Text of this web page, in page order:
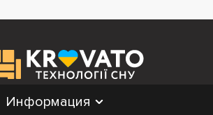
Информация